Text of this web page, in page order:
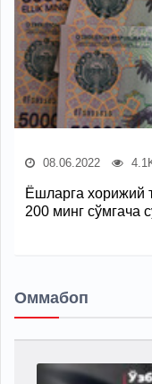
08.06.2022
Ёшларга хорижий
200 минг сўмгача
Оммабоп